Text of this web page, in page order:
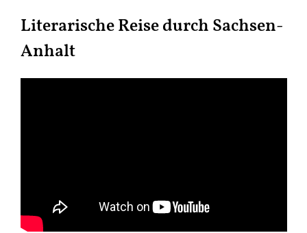
Literarische Reise durch Sachsen-
Anhalt